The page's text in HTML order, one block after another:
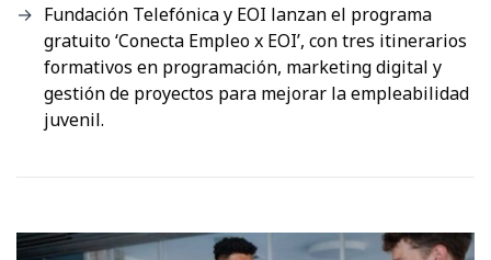
Fundación Telefónica y EOI lanzan el programa
gratuito ‘Conecta Empleo x EOI’, con tres itinerarios
formativos en programación, marketing digital y
gestión de proyectos para mejorar la empleabilidad
juvenil.